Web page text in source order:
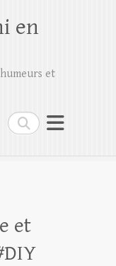
Rechercher
en
et
et